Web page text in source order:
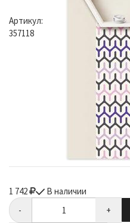
Артикул:
357118
1 742
В наличии
-
+